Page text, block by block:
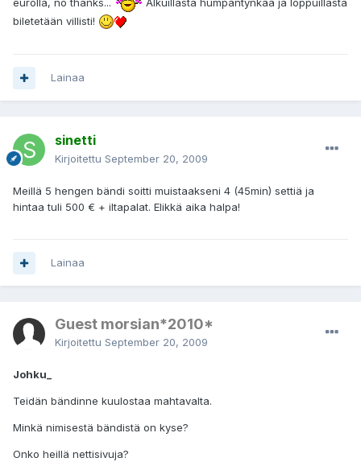
eurolla, no thanks...
Alkuillasta humpantynkää ja loppuillasta
biletetään villisti!
Lainaa
sinetti
Kirjoitettu September 20, 2009
Meillä 5 hengen bändi soitti muistaakseni 4 (45min) settiä ja
hintaa tuli 500 € + iltapalat. Elikkä aika halpa!
Lainaa
Guest morsian*2010*
Kirjoitettu September 20, 2009
Johku_
Teidän bändinne kuulostaa mahtavalta.
Minkä nimisestä bändistä on kyse?
Onko heillä nettisivuja?